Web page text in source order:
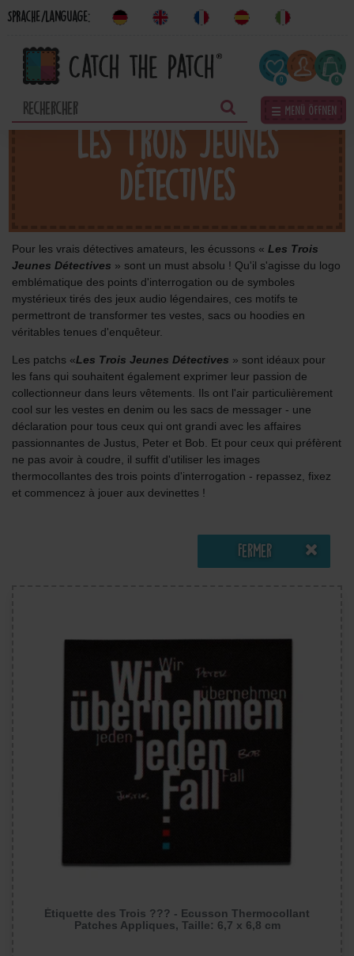
Sprache/Language:
0
☰ Menü öffnen
Les Trois Jeunes
Détectives
Pour les vrais détectives amateurs, les écussons « Les Trois
Jeunes Détectives » sont un must absolu ! Qu'il s'agisse du logo
emblématique des points d'interrogation ou de symboles
mystérieux tirés des jeux audio légendaires, ces motifs te
permettront de transformer tes vestes, sacs ou hoodies en
véritables tenues d'enquêteur.
Les patchs «Les Trois Jeunes Détectives » sont idéaux pour
les fans qui souhaitent également exprimer leur passion de
collectionneur dans leurs vêtements. Ils ont l'air particulièrement
cool sur les vestes en denim ou les sacs de messager - une
déclaration pour tous ceux qui ont grandi avec les affaires
passionnantes de Justus, Peter et Bob. Et pour ceux qui préfèrent
ne pas avoir à coudre, il suffit d'utiliser les images
thermocollantes des trois points d'interrogation - repassez, fixez
et commencez à jouer aux devinettes !
Fermer
Étiquette des Trois ??? - Ecusson Thermocollant
Patches Appliques, Taille: 6,7 x 6,8 cm